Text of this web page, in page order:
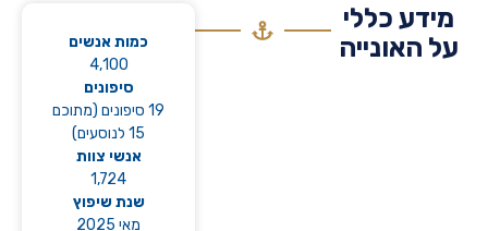
כללי
האונייה
כמות אנשים
סיפונים
19 סיפונים (מתוכם
אנשי צוות
שנת שיפוץ